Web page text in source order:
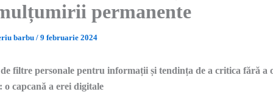
permanente
barbu/ 9 februarie 2024
filtre personale pentru informații și tendința de a critica fără a
o capcană a erei digitale